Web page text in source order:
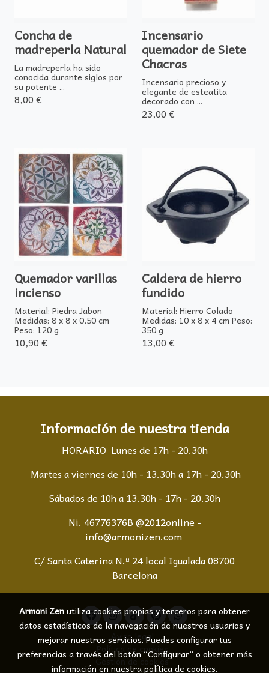
Concha de
madreperla Natural
La madreperla ha sido
conocida durante siglos por
su potente ...
8,00 €
Incensario
quemador de Siete
Chacras
Incensario precioso y
elegante de esteatita
decorado con ...
23,00 €
Quemador varillas
incienso
Material: Piedra Jabon
Medidas: 8 x 8 x 0,50 cm
Peso: 120 g
10,90 €
Caldera de hierro
fundido
Material: Hierro Colado
Medidas: 10 x 8 x 4 cm Peso:
350 g
13,00 €
Información de nuestra tienda
HORARIO Lunes de 17h - 20.30h
Martes a viernes de 10h - 13.30h a 17h - 20.30h
Sábados de 10h a 13.30h - 17h - 20.30h
Ni. 46776376B @2012online -
info@armonizen.com
C/ Santa Caterina N.º 24 local Igualada 08700
Barcelona
Aviso legal
Política de cookies
Gestión de cookies
Armoni Zenutiliza cookies propias y terceros para obtener
datos estadísticos de la navegación de nuestros usuarios y
mejorar nuestros servicios. Puedes configurar tus
preferencias a través del botón “Configurar” o obtener más
información en nuestrapolítica de cookies.